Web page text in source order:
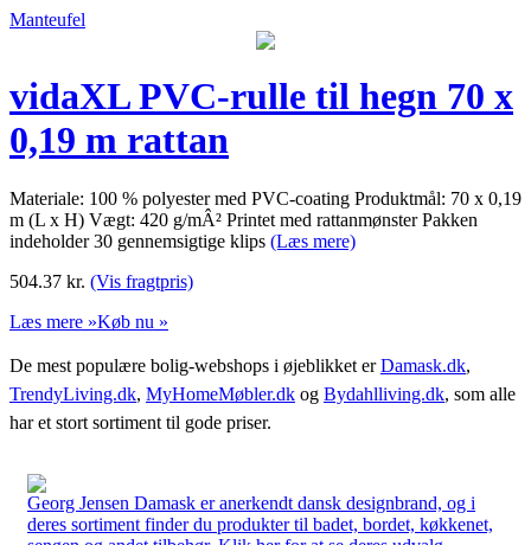
Manteufel
vidaXL PVC-rulle til hegn 70 x
0,19 m rattan
Materiale: 100 % polyester med PVC-coating Produktmål: 70 x 0,19
m (L x H) Vægt: 420 g/mÂ² Printet med rattanmønster Pakken
indeholder 30 gennemsigtige klips (Læs mere)
504.37 kr. (Vis fragtpris)
Læs mere »Køb nu »
De mest populære bolig-webshops i øjeblikket erDamask.dk,
TrendyLiving.dk, MyHomeMøbler.dk og Bydahlliving.dk, som alle
har et stort sortiment til gode priser.
Georg Jensen Damask er anerkendt dansk designbrand, og i
deres sortiment finder du produkter til badet, bordet, køkkenet,